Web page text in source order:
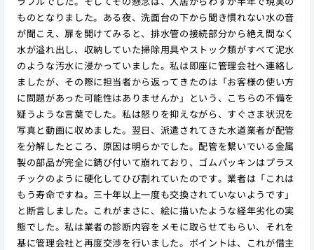
ものとなりました。ある夜、洗面台の下から聞き慣れない水の音
が聞こえ、扉を開けてみると、排水管の接続部分から絶え間なく
水が溢れ出し、収納していた掃除用具やストック類がすべて泥水
のような汚水に浸かっていました。私は即座に管理会社へ連絡し
ましたが、その際に担当者から返ってきたのは「お客様の使い方
に問題があった可能性はありませんか」という、こちらの不備を
疑うような言葉でした。私は怒りを抑えながら、すぐさま状況を
写真と動画に収めました。翌日、派遣されてきた水道業者が配管
を分解したところ、原因は明らかでした。配管を繋いでいる金属
製の部品が完全に錆び付いて崩れており、ゴムパッキンはプラス
チックのように硬化してひび割れていたのです。業者は「これは
もう寿命ですね。三十年以上一度も交換されていないようです」
と断言しました。これがまさに、絵に描いたような経年劣化の実
態でした。私は業者の診断内容をメモに取らせてもらい、それを
基に管理会社と再度交渉を行いました。ポイントは、これが借主